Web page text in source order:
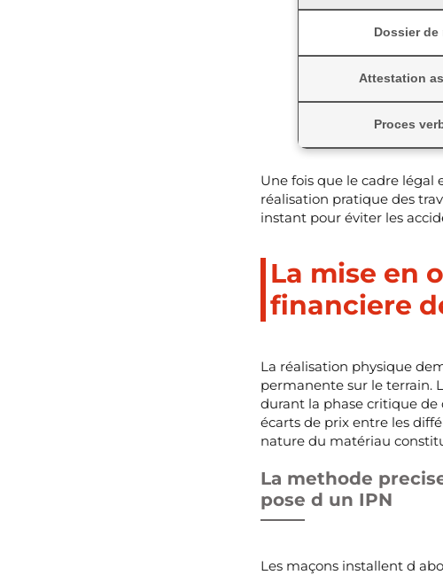
Dossier de
Attestation
Proces
Une fois que le cadre
réalisation pratique des
instant pour éviter les
La mise en
financiere
La réalisation physique
permanente sur le terrain.
durant la phase critique de
écarts de prix entre les
nature du matériau
La methode
pose d un IPN
Les maçons installent d